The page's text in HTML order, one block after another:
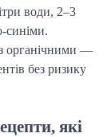
води, 2–3
синіми.
органічними —
без ризику
які